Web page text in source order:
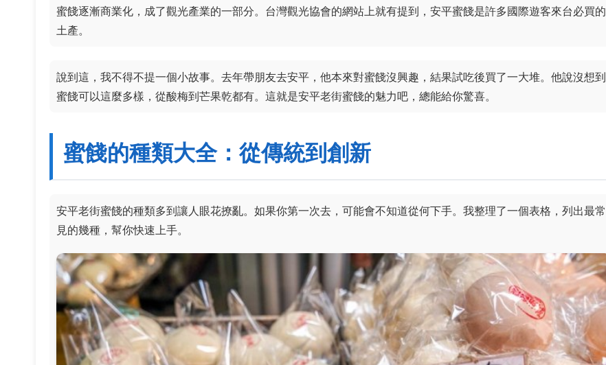
蜜餞逐漸商業化，成了觀光產業的一部分。台灣觀光協會的網站上就有提到，安平蜜餞是許多國際遊客來台必買的
土產。
說到這，我不得不提一個小故事。去年帶朋友去安平，他本來對蜜餞沒興趣，結果試吃後買了一大堆。他說沒想到
蜜餞可以這麼多樣，從酸梅到芒果乾都有。這就是安平老街蜜餞的魅力吧，總能給你驚喜。
蜜餞的種類大全：從傳統到創新
安平老街蜜餞的種類多到讓人眼花撩亂。如果你第一次去，可能會不知道從何下手。我整理了一個表格，列出最常
見的幾種，幫你快速上手。